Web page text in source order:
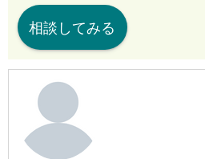
相談してみる